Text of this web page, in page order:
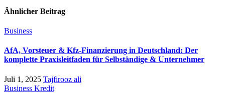
Ähnlicher Beitrag
Business
AfA, Vorsteuer & Kfz-Finanzierung in Deutschland: Der
komplette Praxisleitfaden für Selbständige & Unternehmer
Juli 1, 2025 Tajfirooz ali
Business Kredit